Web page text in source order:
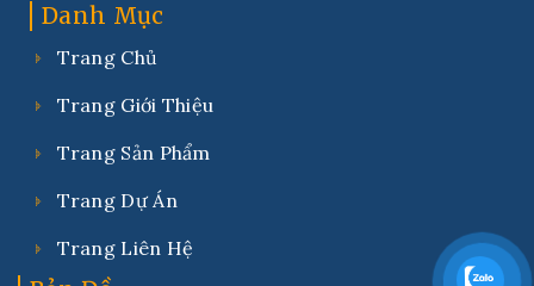
Danh Mục
Trang Chủ
Trang Giới Thiệu
Trang Sản Phẩm
Trang Dự Án
Trang Liên Hệ